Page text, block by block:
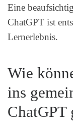
Eine
ChatGPT ist
Lernerlebnis.
Wie
ins
ChatGPT